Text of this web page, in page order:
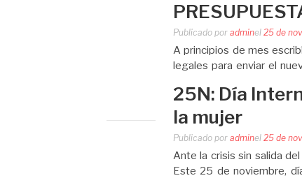
Publicado por adminel 25 de
A principios de mes
legales para enviar el
tema…
25N: Día
la mujer
Publicado por adminel 25 de
Ante la crisis sin salida
Este 25 de noviembre,